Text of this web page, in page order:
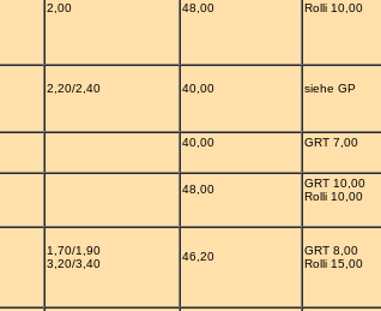
2,00 48,00 Rolli 10,00
2,20/2,40 40,00 siehe GP
40,00 GRT 7,00
48,00
GRT 10,00
Rolli 10,00
1,70/1,90
3,20/3,40
46,20
GRT 8,00
Rolli 15,00